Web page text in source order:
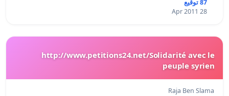
87 توقيع
28 Apr 2011
http://www.petitions24.net/Solidarité avec le
peuple syrien
Raja Ben Slama